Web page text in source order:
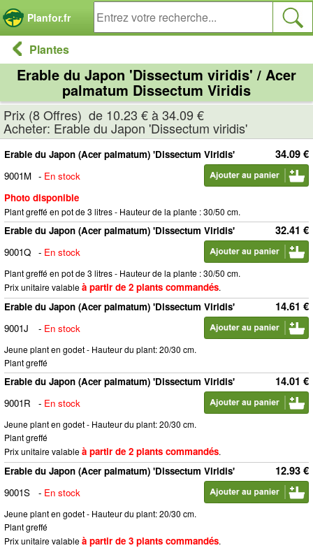
Planfor.fr
Plantes
Erable du Japon 'Dissectum viridis' / Acer
palmatum Dissectum Viridis
Prix (8 Offres) de 10.23 € à 34.09 €
Acheter: Erable du Japon 'Dissectum viridis'
34.09 €
Erable du Japon (Acer palmatum) 'Dissectum Viridis'
9001M - En stock
Photo disponible
Plant greffé en pot de 3 litres - Hauteur de la plante : 30/50 cm.
32.41 €
Erable du Japon (Acer palmatum) 'Dissectum Viridis'
9001Q - En stock
Plant greffé en pot de 3 litres - Hauteur de la plante : 30/50 cm.
Prix unitaire valableà partir de 2 plants commandés.
14.61 €
Erable du Japon (Acer palmatum) 'Dissectum Viridis'
9001J
- En stock
Jeune plant en godet - Hauteur du plant: 20/30 cm.
Plant greffé
14.01 €
Erable du Japon (Acer palmatum) 'Dissectum Viridis'
9001R
- En stock
Jeune plant en godet - Hauteur du plant: 20/30 cm.
Plant greffé
Prix unitaire valableà partir de 2 plants commandés.
12.93 €
Erable du Japon (Acer palmatum) 'Dissectum Viridis'
9001S
- En stock
Jeune plant en godet - Hauteur du plant: 20/30 cm.
Plant greffé
Prix unitaire valableà partir de 3 plants commandés.
Panneau de gestion des cookies